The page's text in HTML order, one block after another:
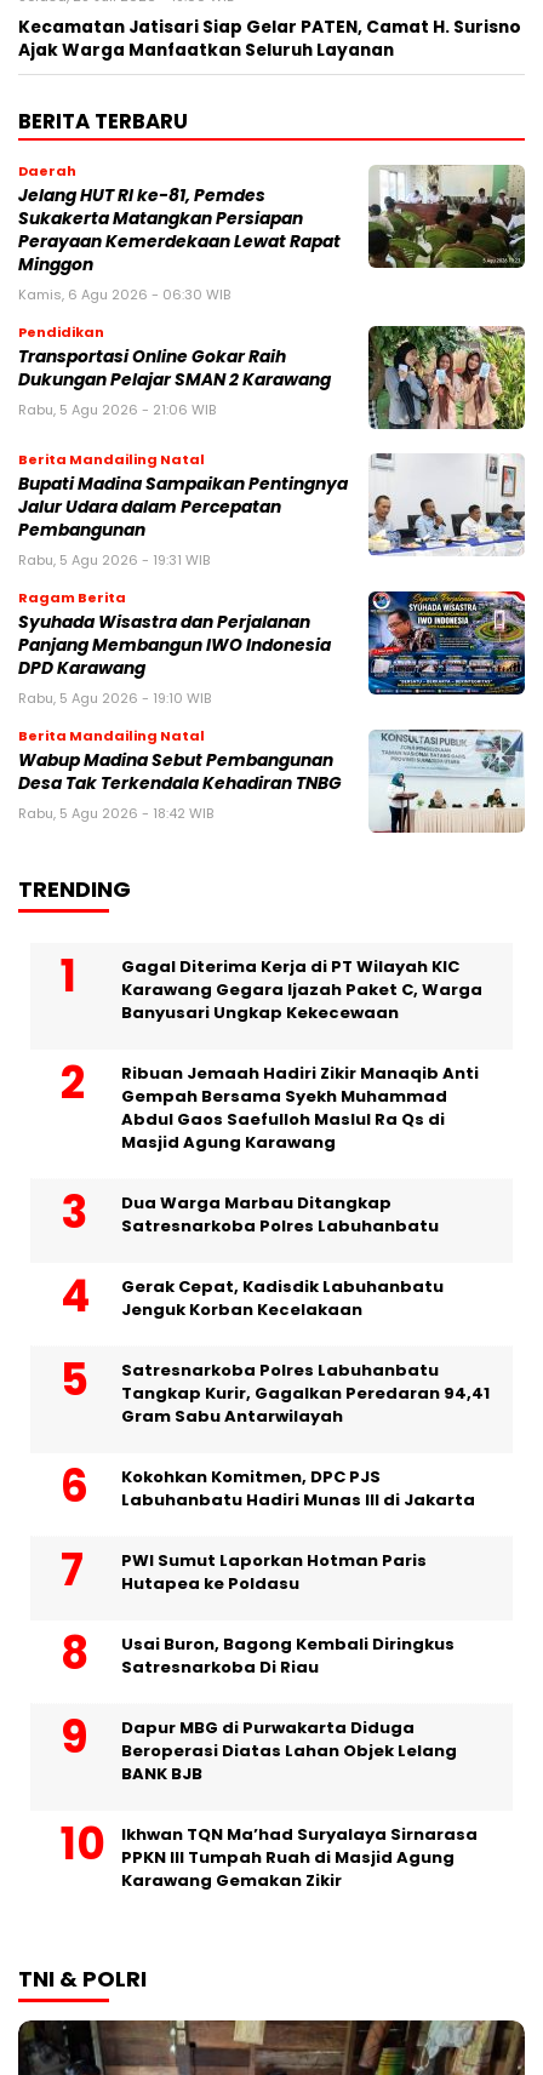
Kecamatan Jatisari Siap Gelar PATEN, Camat H. Surisno
Ajak Warga Manfaatkan Seluruh Layanan
BERITA TERBARU
Daerah
Jelang HUT RI ke-81, Pemdes
Sukakerta Matangkan Persiapan
Perayaan Kemerdekaan Lewat Rapat
Minggon
Kamis, 6 Agu 2026 - 06:30 WIB
Pendidikan
Transportasi Online Gokar Raih
Dukungan Pelajar SMAN 2 Karawang
Rabu, 5 Agu 2026 - 21:06 WIB
Berita Mandailing Natal
Bupati Madina Sampaikan Pentingnya
Jalur Udara dalam Percepatan
Pembangunan
Rabu, 5 Agu 2026 - 19:31 WIB
Ragam Berita
Syuhada Wisastra dan Perjalanan
Panjang Membangun IWO Indonesia
DPD Karawang
Rabu, 5 Agu 2026 - 19:10 WIB
Berita Mandailing Natal
Wabup Madina Sebut Pembangunan
Desa Tak Terkendala Kehadiran TNBG
Rabu, 5 Agu 2026 - 18:42 WIB
TRENDING
Gagal Diterima Kerja di PT Wilayah KIC
Karawang Gegara Ijazah Paket C, Warga
Banyusari Ungkap Kekecewaan
Ribuan Jemaah Hadiri Zikir Manaqib Anti
Gempah Bersama Syekh Muhammad
Abdul Gaos Saefulloh Maslul Ra Qs di
Masjid Agung Karawang
Dua Warga Marbau Ditangkap
Satresnarkoba Polres Labuhanbatu
Gerak Cepat, Kadisdik Labuhanbatu
Jenguk Korban Kecelakaan
Satresnarkoba Polres Labuhanbatu
Tangkap Kurir, Gagalkan Peredaran 94,41
Gram Sabu Antarwilayah
Kokohkan Komitmen, DPC PJS
Labuhanbatu Hadiri Munas III di Jakarta
PWI Sumut Laporkan Hotman Paris
Hutapea ke Poldasu
Usai Buron, Bagong Kembali Diringkus
Satresnarkoba Di Riau
Dapur MBG di Purwakarta Diduga
Beroperasi Diatas Lahan Objek Lelang
BANK BJB
Ikhwan TQN Ma’had Suryalaya Sirnarasa
PPKN III Tumpah Ruah di Masjid Agung
Karawang Gemakan Zikir
TNI & POLRI